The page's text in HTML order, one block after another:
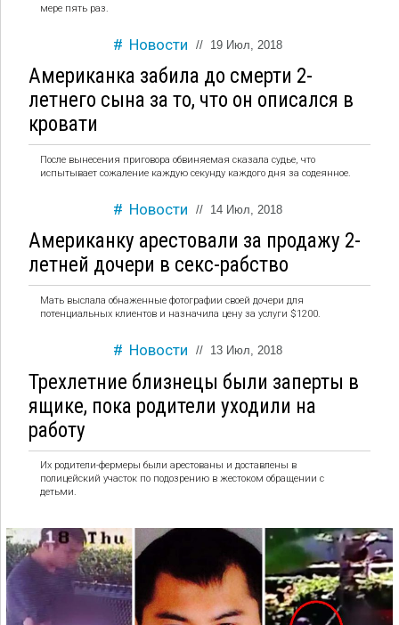
мере пять раз.
Новости // 19 Июл, 2018
Американка забила до смерти 2-
летнего сына за то, что он описался в
кровати
После вынесения приговора обвиняемая сказала судье, что
испытывает сожаление каждую секунду каждого дня за содеянное.
Новости // 14 Июл, 2018
Американку арестовали за продажу 2-
летней дочери в секс-рабство
Мать выслала обнаженные фотографии своей дочери для
потенциальных клиентов и назначила цену за услуги $1200.
Новости // 13 Июл, 2018
Трехлетние близнецы были заперты в
ящике, пока родители уходили на
работу
Их родители-фермеры были арестованы и доставлены в
полицейский участок по подозрению в жестоком обращении с
детьми.